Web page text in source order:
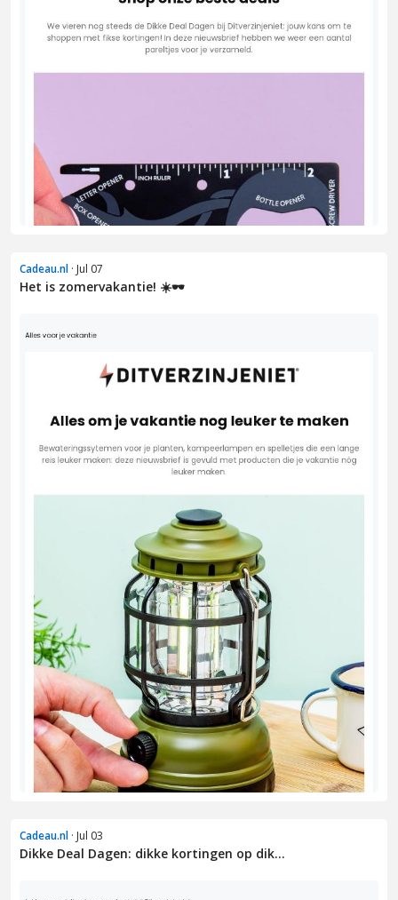
Cadeau.nl · Jul 07
Het is zomervakantie! ☀️🕶️
Cadeau.nl · Jul 03
Dikke Deal Dagen: dikke kortingen op dik...